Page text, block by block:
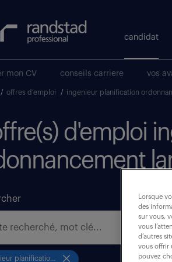
candidat
mon CV conseils carriere vos
/ offres d'emploi / ingenieur planification
d'emploi
ingenieur planification ordonnancement lancement
Lorsque
des
sur vous,
vous
d’autres
vous offrir
pouvez